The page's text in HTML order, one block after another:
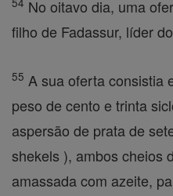
No oitavo dia, uma
filho de Fadassur, líder
55 A sua oferta consistia
peso de cento e trinta
aspersão de prata de
shekels ), ambos cheios
amassada com azeite,